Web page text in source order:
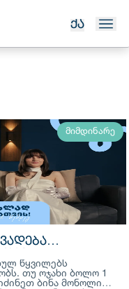
ᲥᲐ
მიმდინარე
წყვილებს
თუ ოჯახი ბოლო 1
ბინა მონოლით